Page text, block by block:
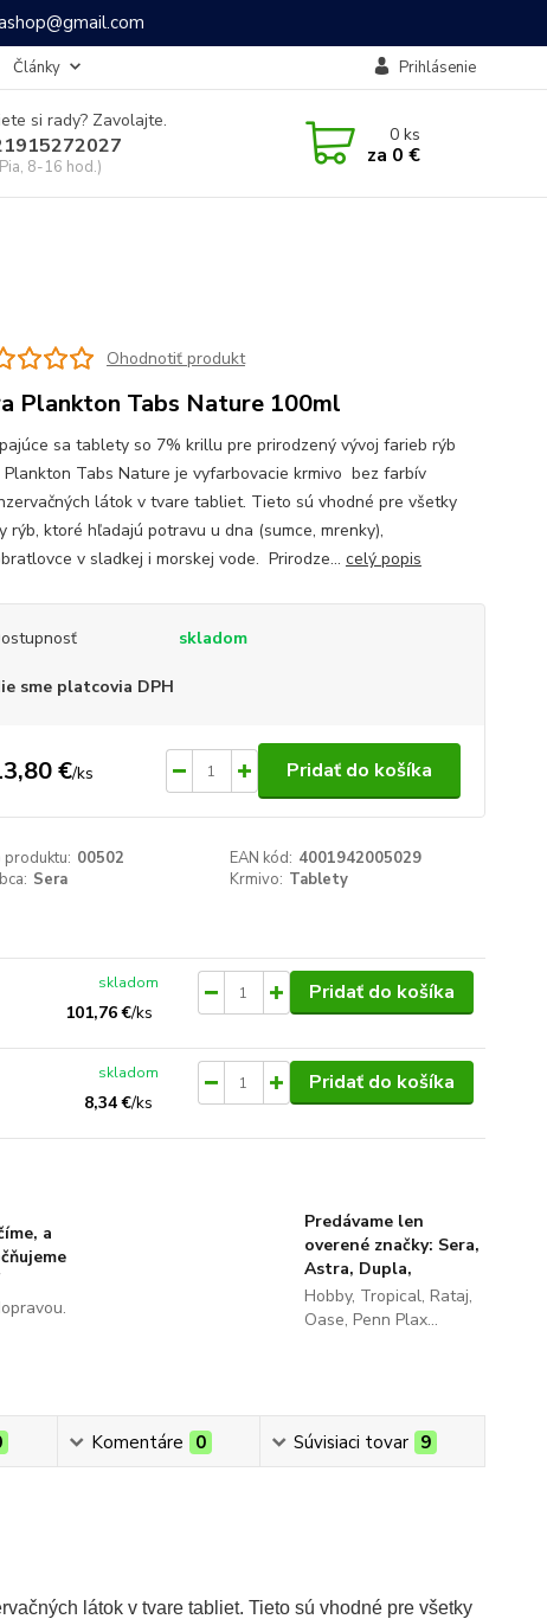
Články Prihlásenie
si rady? Zavolajte.
8-16 hod.)
0ks
za 0 €
Ohodnotiť produkt
Plankton Tabs Nature 100ml
sa tablety so 7% krillu pre prirodzený vývoj farieb rýb
Plankton Tabs Nature je vyfarbovacie krmivo bez farbív
látok v tvare tabliet. Tieto sú vhodné pre všetky
rýb, ktoré hľadajú potravu u dna (sumce, mrenky),
v sladkej i morskej vode. Prirodze... celý popis
skladom
sme platcovia DPH
€/ks Pridať do košíka
00502 EAN kód: 4001942005029
Sera Krmivo: Tablety
101,76 €/ks
skladom Pridať do košíka
8,34 €/ks
skladom Pridať do košíka
a
Predávame len
overené značky: Sera,
Astra, Dupla,
Hobby, Tropical, Rataj,
Oase, Penn Plax...
Komentáre 0 Súvisiaci tovar 9
látok v tvare tabliet. Tieto sú vhodné pre všetky